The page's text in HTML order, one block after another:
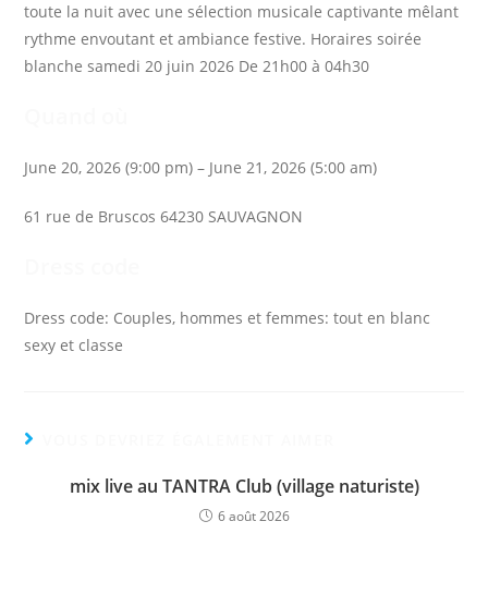
toute la nuit avec une sélection musicale captivante mêlant
rythme envoutant et ambiance festive. Horaires soirée
blanche samedi 20 juin 2026 De 21h00 à 04h30
June 20, 2026 (9:00 pm) – June 21, 2026 (5:00 am)
61 rue de Bruscos 64230 SAUVAGNON
Dress code: Couples, hommes et femmes: tout en blanc
sexy et classe
mix live au TANTRA Club (village naturiste)
6 août 2026